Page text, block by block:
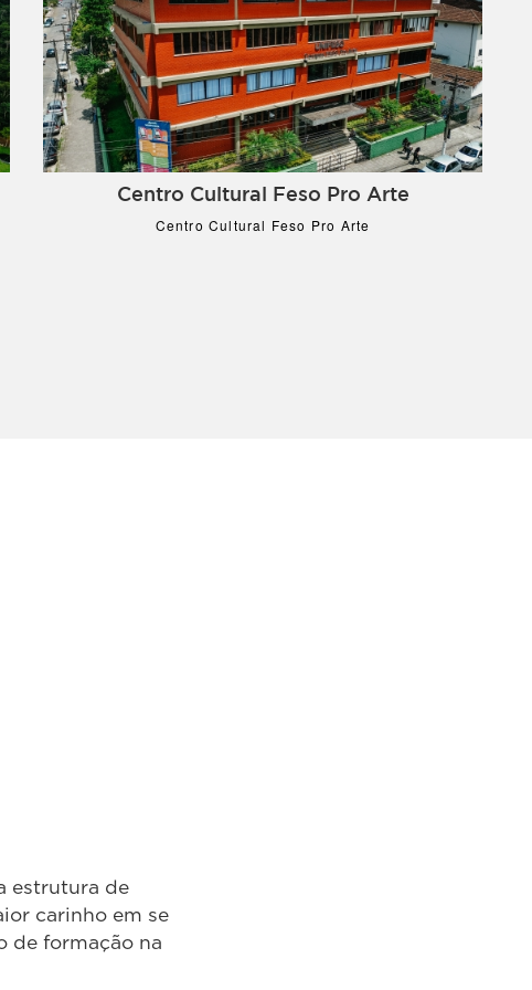
Centro Cultural Feso Pro Arte
Centro Cultural Feso Pro Arte